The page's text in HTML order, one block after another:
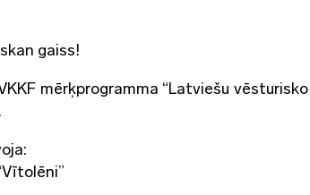
gaiss!
mērķprogramma “Latviešu